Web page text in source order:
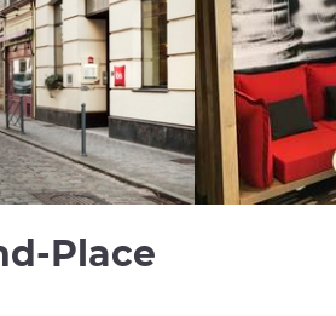
Place